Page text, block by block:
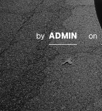
by ADMIN on